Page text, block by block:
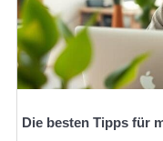
Die besten Tipps für